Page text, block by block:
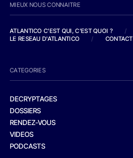
MIEUX NOUS CONNAITRE
ATLANTICO C'EST QUI, C'EST QUOI ?
/
LE RESEAU D'ATLANTICO
/ CONTACT
CATEGORIES
DECRYPTAGES
DOSSIERS
RENDEZ-VOUS
VIDEOS
PODCASTS